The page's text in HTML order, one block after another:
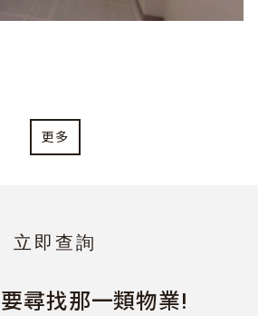
更多
立即查詢
尋找那一類物業!